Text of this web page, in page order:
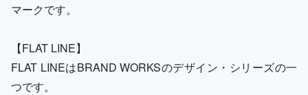
マークです。
【FLAT LINE】
FLAT LINEはBRAND WORKSのデザイン・シリーズの一
つです。